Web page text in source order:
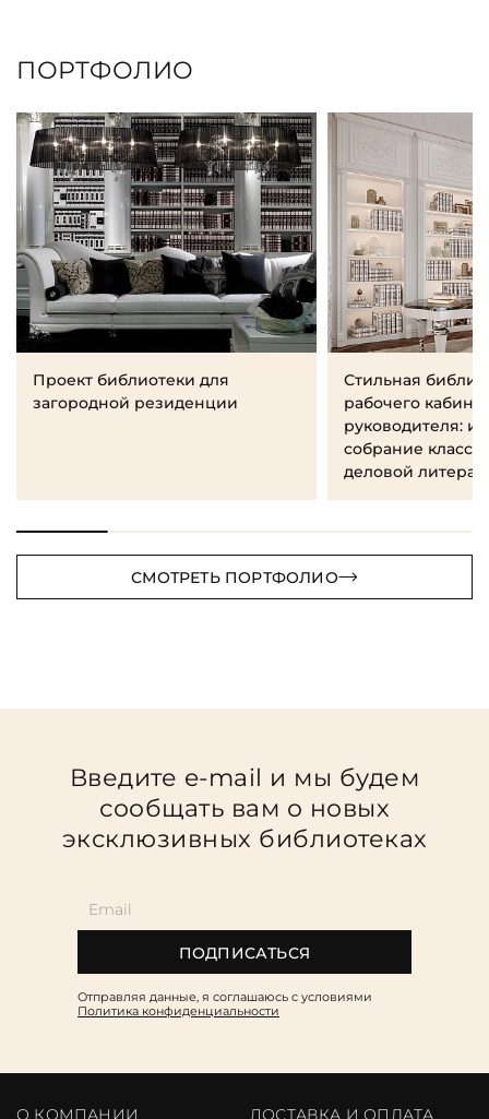
ПОРТФОЛИО
Проект библиотеки для
загородной резиденции
Стильная
рабочего
руководителя:
собрание
деловой
СМОТРЕТЬ ПОРТФОЛИО
Введите e-mail и мы будем
сообщать вам о новых
эксклюзивных библиотеках
ПОДПИСАТЬСЯ
Отправляя данные, я соглашаюсь c условиями
Политика конфиденциальности
О КОМПАНИИ ДОСТАВКА И ОПЛАТА